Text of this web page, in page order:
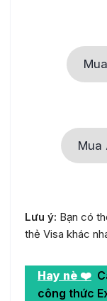
Mua
Lưu ý: Bạn có
thẻ Visa khác
Hay nè ❤️
công thức